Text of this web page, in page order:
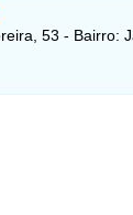
53 - Bairro: